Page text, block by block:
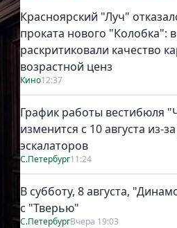
Красноярский "Луч"
проката нового "Колобка":
раскритиковали качество
возрастной ценз
Кино12:37
График работы вестибюля
изменится с 10 августа из-
эскалаторов
С.Петербург11:24
В субботу, 8 августа,
с "Тверью"
С.ПетербургВчера 19:03